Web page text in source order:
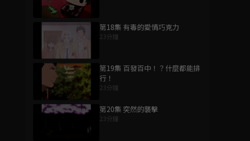
第18集 有毒的愛情巧克力
23分鐘
第19集 百發百中！？什麼都能排
行！
23分鐘
第20集 突然的襲擊
23分鐘